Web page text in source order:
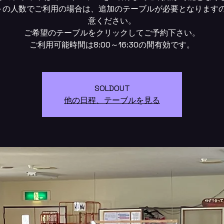
人数でご利用の場合は、追加のテーブルが必要となります
意ください。
ご希望のテーブルをクリックしてご予約下さい。
SOLDOUT
他の日程、テーブルを見る